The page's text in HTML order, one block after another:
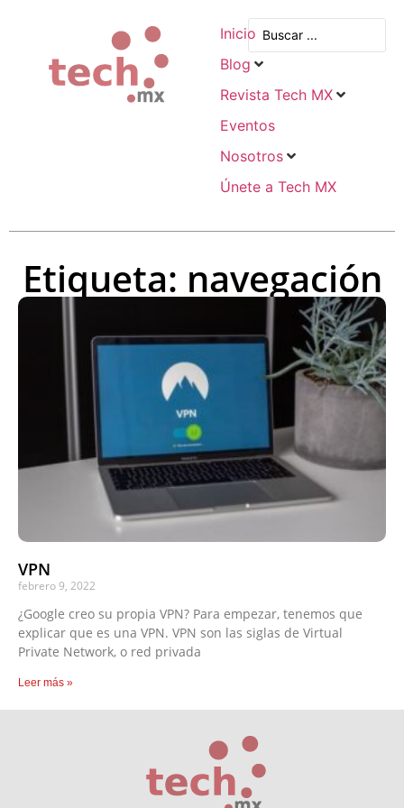
Inicio
Blog
Revista Tech MX
Eventos
Nosotros
Únete a Tech MX
Etiqueta: navegación
VPN
febrero 9, 2022
¿Google creo su propia VPN? Para empezar, tenemos que
explicar que es una VPN. VPN son las siglas de Virtual
Private Network, o red privada
Leer más »